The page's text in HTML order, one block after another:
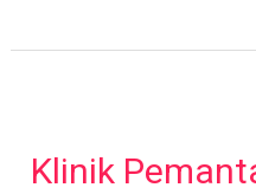
Klinik
Bacaan